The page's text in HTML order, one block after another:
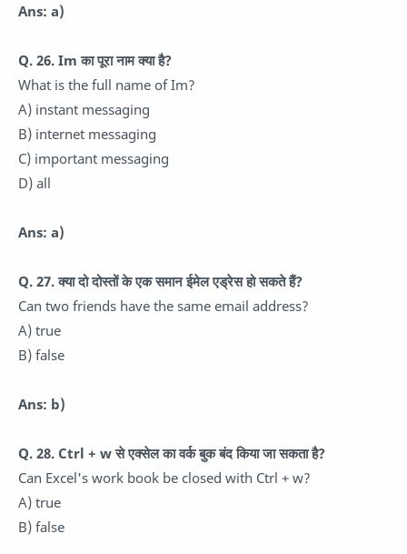
Ans: a)
Q. 26. Im का पूरा नाम क्या है?
What is the full name of Im?
A) instant messaging
B) internet messaging
C) important messaging
D) all
Ans: a)
Q. 27. क्या दो दोस्तों के एक समान ईमेल एड्रेस हो सकते हैं?
Can two friends have the same email address?
A) true
B) false
Ans: b)
Q. 28. Ctrl + w से एक्सेल का वर्क बुक बंद किया जा सकता है?
Can Excel's work book be closed with Ctrl + w?
A) true
B) false